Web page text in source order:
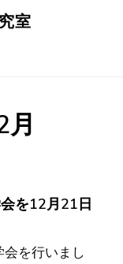
室
を12月21日
を行いまし